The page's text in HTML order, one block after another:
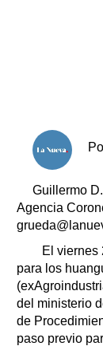
Guillermo
Agencia
El viernes
para los
del ministerio
de
paso previo